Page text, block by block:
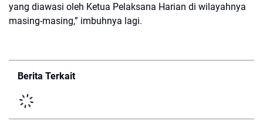
yang diawasi oleh Ketua Pelaksana Harian di wilayahnya
masing-masing,” imbuhnya lagi.
Berita Terkait